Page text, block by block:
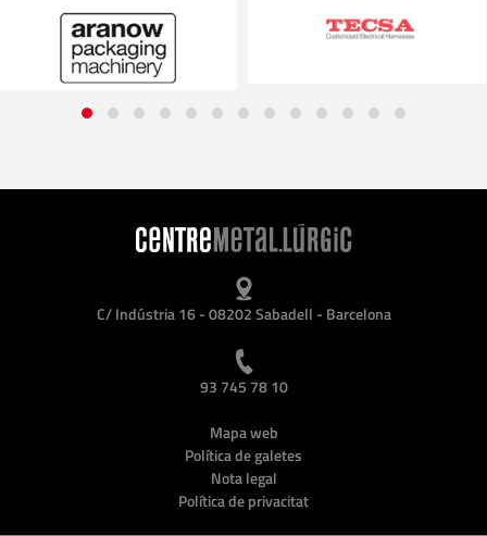
C/ Indústria 16 - 08202 Sabadell - Barcelona
93 745 78 10
Mapa web
Política de galetes
Nota legal
Política de privacitat